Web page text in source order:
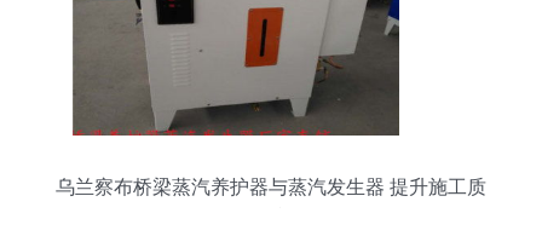
乌兰察布桥梁蒸汽养护器与蒸汽发生器 提升施工质